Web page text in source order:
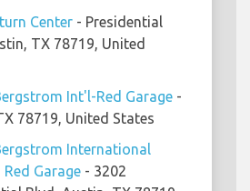
Center - Presidential
TX 78719, United
Int'l-Red Garage -
78719, United States
International
Garage - 3202